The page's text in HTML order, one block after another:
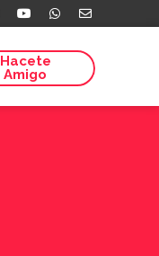
Hacete
Amigo